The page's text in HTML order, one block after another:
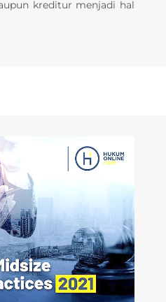
kreditur menjadi hal